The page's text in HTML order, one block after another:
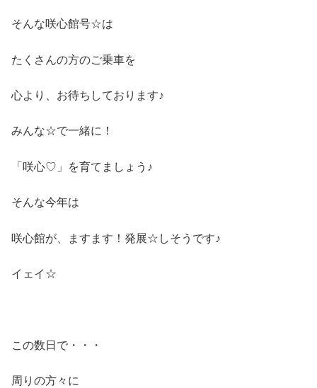
そんな咲心館号☆は
たくさんの方のご乗車を
心より、お待ちしております♪
みんな☆で一緒に！
「咲心♡」を育てましょう♪
そんな今年は
咲心館が、ますます！発展☆しそうです♪
イェイ☆
この数日で・・・
周りの方々に